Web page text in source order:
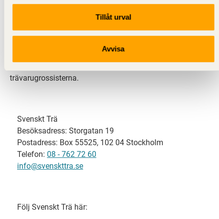
Tillåt urval
Avvisa
Svenskt Trä representerar svensk sågverksindustri
och är en del av branschorganisationen
svensk limträ-, KL-trä- och förpackningsindustri samt
trävarugrossisterna.
Svenskt Trä
Besöksadress: Storgatan 19
Postadress: Box 55525, 102 04 Stockholm
Telefon: 08 - 762 72 60
info@svenskttra.se
Följ Svenskt Trä här: